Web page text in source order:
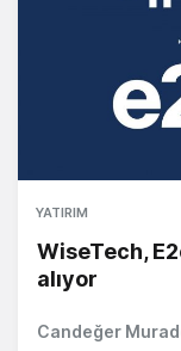
YATIRIM
WiseTech,
alıyor
Candeğer